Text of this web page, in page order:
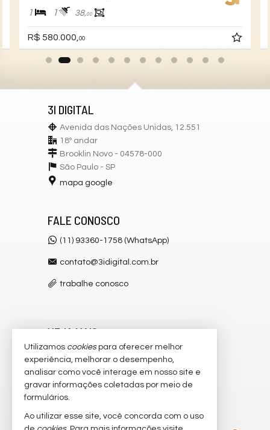
1 1 38,00
R$ 580.000, 00
3I DIGITAL
Avenida das Nações Unidas, 12.551
18º andar
Brooklin Novo - 04578-000
São Paulo - SP
mapa google
FALE CONOSCO
(11) 93360-1758 (WhatsApp)
contato@3idigital.com.br
trabalhe conosco
VEJA MAIS
receba nosso newsletter
cadastre seu imóvel
imóveis favoritos
mapa de imóveis
Utilizamos cookiespara oferecer melhor
experiência, melhorar o desempenho,
analisar como você interage em nosso site e
gravar informações coletadas por meio de
formulários.
Ao utilizar esse site, você concorda com o uso